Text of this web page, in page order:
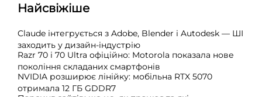
Найсвіжіше
Claude інтегрується з Adobe, Blender і Autodesk — ШІ
заходить у дизайн-індустрію
Razr 70 і 70 Ultra офіційно: Motorola показала нове
покоління складаних смартфонів
NVIDIA розширює лінійку: мобільна RTX 5070
отримала 12 ГБ GDDR7